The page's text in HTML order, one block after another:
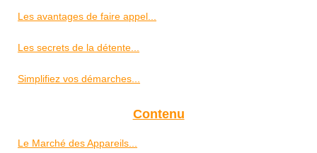
Les avantages de faire appel...
Les secrets de la détente...
Simplifiez vos démarches...
Contenu
Le Marché des Appareils...